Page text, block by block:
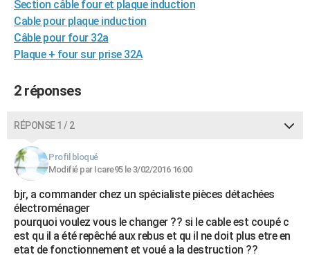
PHOTO
GUIDES D'ACHAT
CARTE DE VOEUX
Carte de Noël
Carte Bonne année
Carte Saint-Valentin
Carte Pâques
Carte d'anniversaire
DICTIONNAIRE
Dictionnaire
Biographies
Citations
Expressions
Proverbes
PROGRAMME TV
S'inscrire
Se connecter
Lycées
Collèges
Primaires
Universités
Entreprises
Service militaire
Avis de recherche
AVIS DE DÉCÈS
FORUM
Section câble four et plaque induction
Cable pour plaque induction
Câble pour four 32a
Plaque + four sur prise 32A
2 réponses
RÉPONSE 1 / 2
Profil bloqué
Modifié par Icare95 le 3/02/2016 16:00
bjr, a commander chez un spécialiste pièces détachées
électroménager
pourquoi voulez vous le changer ?? si le cable est coupé c
est qu il a été repêché aux rebus et qu il ne doit plus etre en
etat de fonctionnement et voué a la destruction ??